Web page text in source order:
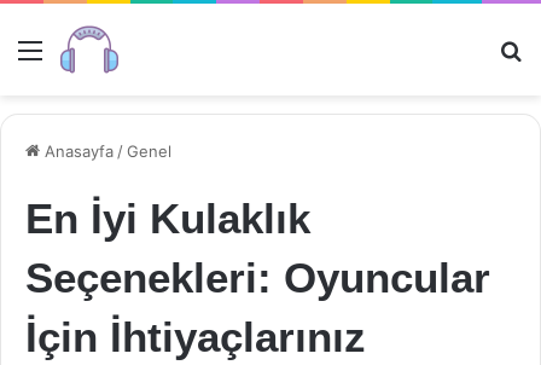
Menü
Anasayfa /Genel
En İyi Kulaklık
Seçenekleri: Oyuncular
İçin İhtiyaçlarınız